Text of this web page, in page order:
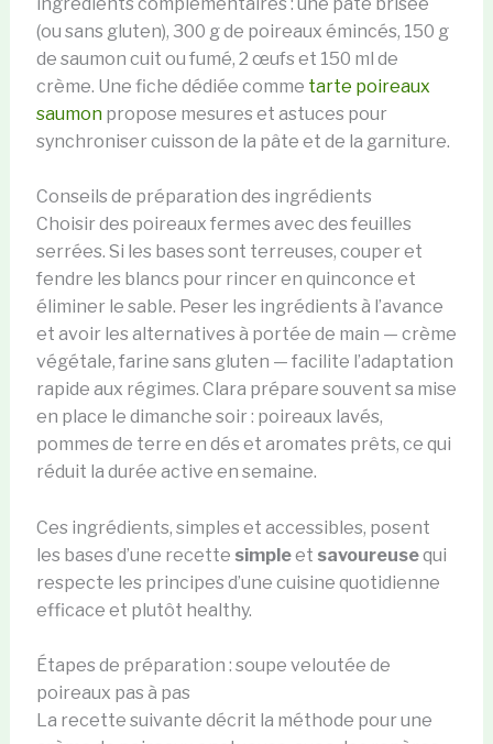
(ou sans gluten), 300 g de poireaux émincés, 150 g
de saumon cuit ou fumé, 2 œufs et 150 ml de
crème. Une fiche dédiée comme tarte poireaux
saumonpropose mesures et astuces pour
synchroniser cuisson de la pâte et de la garniture.
Conseils de préparation des ingrédients
Choisir des poireaux fermes avec des feuilles
serrées. Si les bases sont terreuses, couper et
fendre les blancs pour rincer en quinconce et
éliminer le sable. Peser les ingrédients à l’avance
et avoir les alternatives à portée de main — crème
végétale, farine sans gluten — facilite l’adaptation
rapide aux régimes. Clara prépare souvent sa mise
en place le dimanche soir : poireaux lavés,
pommes de terre en dés et aromates prêts, ce qui
réduit la durée active en semaine.
Ces ingrédients, simples et accessibles, posent
les bases d’une recette simpleet savoureusequi
respecte les principes d’une cuisine quotidienne
efficace et plutôt healthy.
Étapes de préparation : soupe veloutée de
poireaux pas à pas
La recette suivante décrit la méthode pour une